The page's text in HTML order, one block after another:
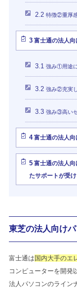
2.2 特徴②重厚
3富士通の法人向
3.1 強み①用途
3.2 強み②充実
3.3 強み③高い
4富士通の法人向
5富士通の法人向
たサポートが受
東芝の法人向け
富士通は 国内大手のエ
コンピューターを開発
法人パソコンのライン